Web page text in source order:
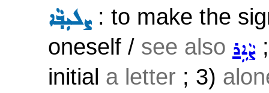
ܨܠܝܼܒ݂ܵܐ: to make the
oneself / see also ܨܵܐܹܪ
initial a letter ; 3)